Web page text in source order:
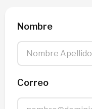
Nombre
Correo